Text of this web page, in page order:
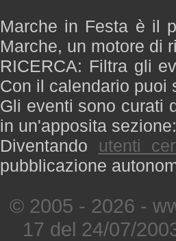
Marche in Festa è il
Marche, un motore di
RICERCA: Filtra gli
Con il calendario puoi
Gli eventi sono curati
in un'apposita sezione:
Diventando utenti
pubblicazione
© 2005 - 2026 -
17 del 24/07/